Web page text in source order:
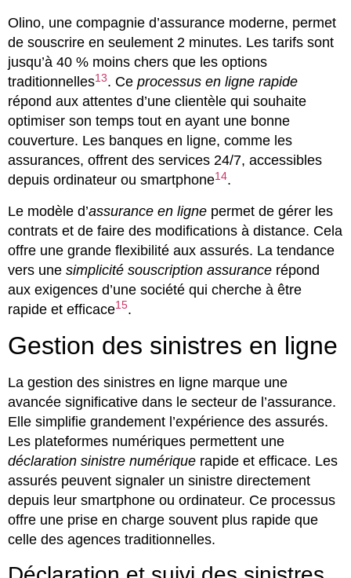
Olino, une compagnie d’assurance moderne, permet
de souscrire en seulement 2 minutes. Les tarifs sont
jusqu’à 40 % moins chers que les options
traditionnelles13. Ce processus en ligne rapide
répond aux attentes d’une clientèle qui souhaite
optimiser son temps tout en ayant une bonne
couverture. Les banques en ligne, comme les
assurances, offrent des services 24/7, accessibles
depuis ordinateur ou smartphone14.
Le modèle d’assurance en ligne permet de gérer les
contrats et de faire des modifications à distance. Cela
offre une grande flexibilité aux assurés. La tendance
vers une simplicité souscription assurance répond
aux exigences d’une société qui cherche à être
rapide et efficace15.
Gestion des sinistres en ligne
La gestion des sinistres en ligne marque une
avancée significative dans le secteur de l’assurance.
Elle simplifie grandement l’expérience des assurés.
Les plateformes numériques permettent une
déclaration sinistre numérique rapide et efficace. Les
assurés peuvent signaler un sinistre directement
depuis leur smartphone ou ordinateur. Ce processus
offre une prise en charge souvent plus rapide que
celle des agences traditionnelles.